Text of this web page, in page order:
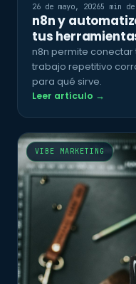
26 de mayo, 20265 min
n8n y
tus
n8n permite conectar
trabajo repetitivo
para qué sirve.
Leer artículo →
VIBE MARKETING